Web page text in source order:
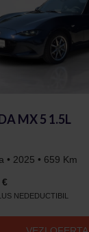
MX 5 1.5L
• 2025 • 659 Km
NEDEDUCTIBIL